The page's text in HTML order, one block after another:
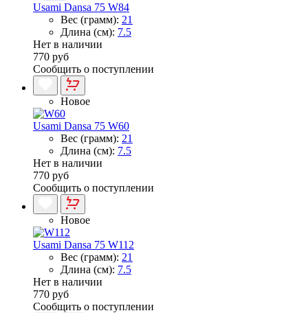
Usami Dansa 75 W84
Вес (грамм): 21
Длина (см): 7.5
Нет в наличии
770 руб
Сообщить о поступлении
Новое
Usami Dansa 75 W60
Вес (грамм): 21
Длина (см): 7.5
Нет в наличии
770 руб
Сообщить о поступлении
Новое
Usami Dansa 75 W112
Вес (грамм): 21
Длина (см): 7.5
Нет в наличии
770 руб
Сообщить о поступлении